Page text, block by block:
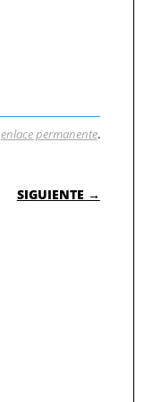
enlace permanente.
SIGUIENTE →